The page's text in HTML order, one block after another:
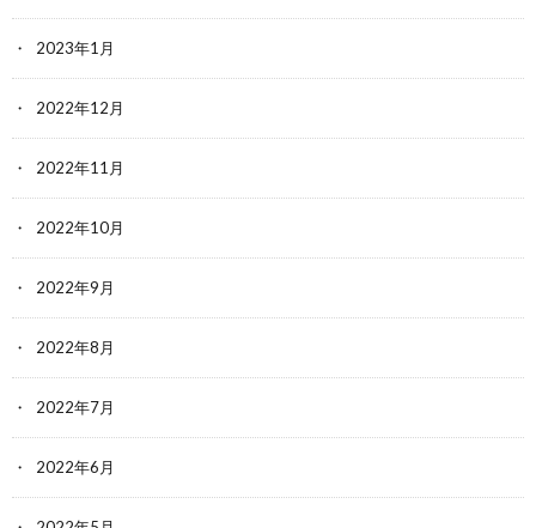
2023年1月
2022年12月
2022年11月
2022年10月
2022年9月
2022年8月
2022年7月
2022年6月